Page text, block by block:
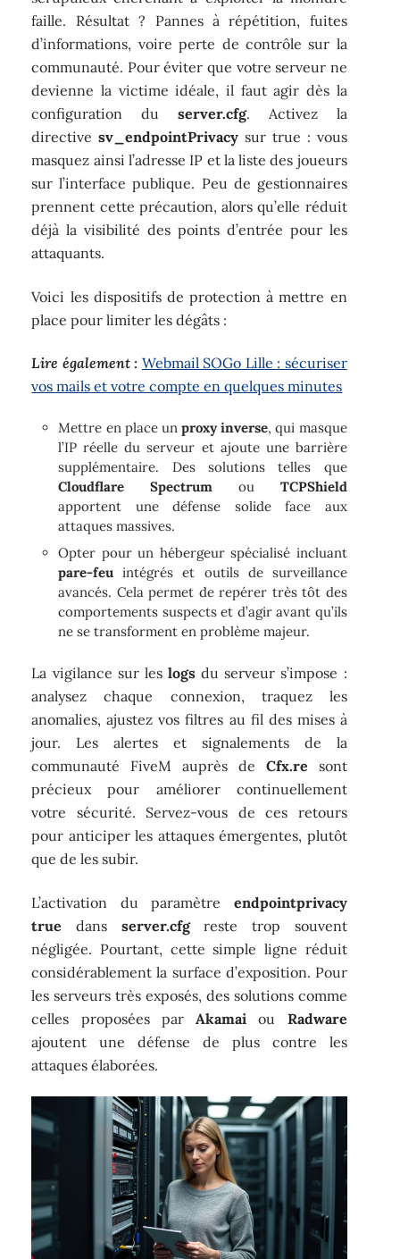
faille. Résultat ? Pannes à répétition, fuites
d’informations, voire perte de contrôle sur la
communauté. Pour éviter que votre serveur ne
devienne la victime idéale, il faut agir dès la
configuration du server.cfg. Activez la
directivesv_endpointPrivacy sur true : vous
masquez ainsi l’adresse IP et la liste des joueurs
sur l’interface publique. Peu de gestionnaires
prennent cette précaution, alors qu’elle réduit
déjà la visibilité des points d’entrée pour les
attaquants.
Voici les dispositifs de protection à mettre en
place pour limiter les dégâts :
Lire également : Webmail SOGo Lille : sécuriser
vos mails et votre compte en quelques minutes
Mettre en place unproxy inverse, qui masque
l’IP réelle du serveur et ajoute une barrière
supplémentaire. Des solutions telles que
Cloudflare Spectrum ou TCPShield
apportent une défense solide face aux
attaques massives.
Opter pour un hébergeur spécialisé incluant
pare-feu intégrés et outils de surveillance
avancés. Cela permet de repérer très tôt des
comportements suspects et d’agir avant qu’ils
ne se transforment en problème majeur.
La vigilance sur les logs du serveur s’impose :
analysez chaque connexion, traquez les
anomalies, ajustez vos filtres au fil des mises à
jour. Les alertes et signalements de la
communauté FiveM auprès de Cfx.re sont
précieux pour améliorer continuellement
votre sécurité. Servez-vous de ces retours
pour anticiper les attaques émergentes, plutôt
que de les subir.
L’activation du paramètre endpointprivacy
true dans server.cfgreste trop souvent
négligée. Pourtant, cette simple ligne réduit
considérablement la surface d’exposition. Pour
les serveurs très exposés, des solutions comme
celles proposées parAkamai ou Radware
ajoutent une défense de plus contre les
attaques élaborées.